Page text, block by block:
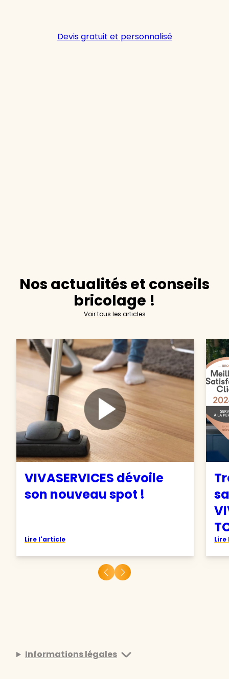
Devis gratuit et personnalisé
Nos actualités et conseils
bricolage !
Voir tous les articles
VIVASERVICES dévoile
son nouveau spot !
Lire l'article
Informations légales